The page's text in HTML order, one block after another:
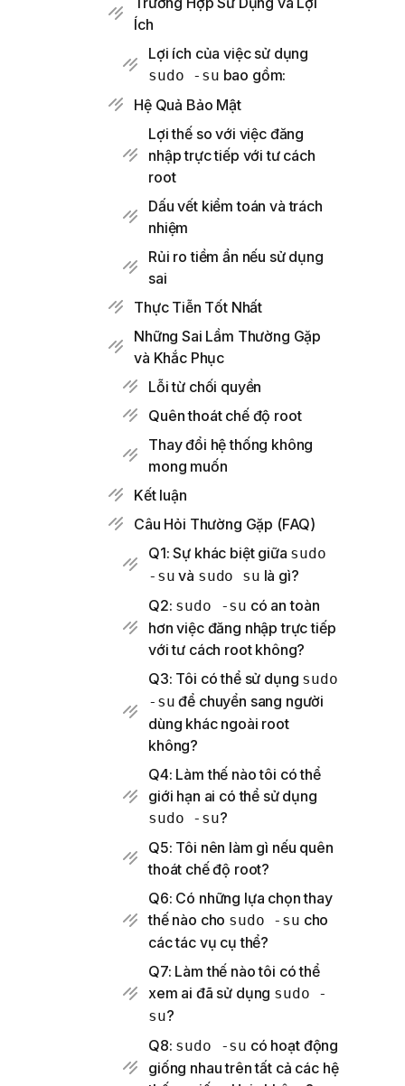
Ích
Lợi ích của việc sử dụng
sudo -su bao gồm:
Hệ Quả Bảo Mật
Lợi thế so với việc đăng
nhập trực tiếp với tư cách
root
Dấu vết kiểm toán và trách
nhiệm
Rủi ro tiềm ẩn nếu sử dụng
sai
Thực Tiễn Tốt Nhất
Những Sai Lầm Thường Gặp
và Khắc Phục
Lỗi từ chối quyền
Quên thoát chế độ root
Thay đổi hệ thống không
mong muốn
Kết luận
Câu Hỏi Thường Gặp (FAQ)
Q1: Sự khác biệt giữa sudo
-su và sudo su là gì?
Q2: sudo -su có an toàn
hơn việc đăng nhập trực tiếp
với tư cách root không?
Q3: Tôi có thể sử dụng sudo
-su để chuyển sang người
dùng khác ngoài root
không?
Q4: Làm thế nào tôi có thể
giới hạn ai có thể sử dụng
sudo -su?
Q5: Tôi nên làm gì nếu quên
thoát chế độ root?
Q6: Có những lựa chọn thay
thế nào cho sudo -su cho
các tác vụ cụ thể?
Q7: Làm thế nào tôi có thể
xem ai đã sử dụng sudo -
su?
Q8: sudo -su có hoạt động
giống nhau trên tất cả các hệ